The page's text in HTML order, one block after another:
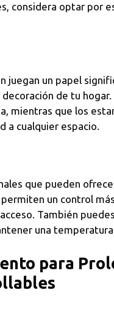
considera optar por
juegan un papel
de tu
mientras que los
a cualquier espacio.
que pueden
un control
También
una
para